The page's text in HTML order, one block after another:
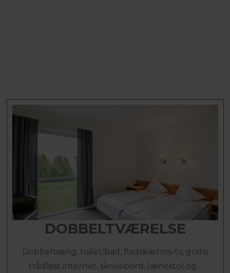
DOBBELTVÆRELSE
Dobbeltseng, toilet/bad, fladskærms-tv, gratis
trådløst internet, skrivebord, lænestol og...